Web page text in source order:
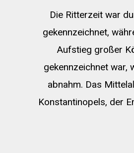
Die Ritterzeit war
gekennzeichnet,
Aufstieg großer
gekennzeichnet war,
abnahm. Das
Konstantinopels, der